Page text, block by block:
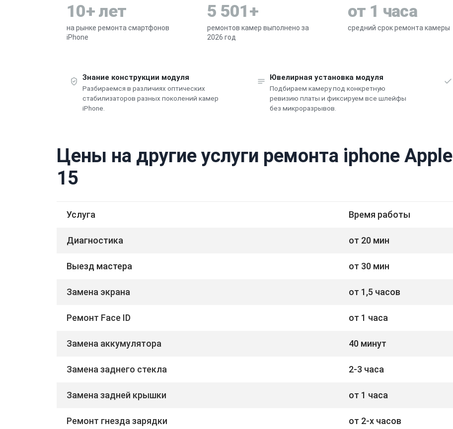
10+ лет
на рынке ремонта смартфонов
iPhone
5 501+
ремонтов камер выполнено за
2026 год
от 1 часа
средний срок ремонта камеры
Знание конструкции модуля
Разбираемся в различиях оптических
стабилизаторов разных поколений камер
iPhone.
Ювелирная установка модуля
Подбираем камеру под конкретную
ревизию платы и фиксируем все шлейфы
без микроразрывов.
Цены на другие услуги ремонта iphone Apple
15
Услуга Время работы
Диагностика от 20 мин
Выезд мастера от 30 мин
Замена экрана от 1,5 часов
Ремонт Face ID от 1 часа
Замена аккумулятора 40 минут
Замена заднего стекла 2-3 часа
Замена задней крышки от 1 часа
Ремонт гнезда зарядки от 2-х часов